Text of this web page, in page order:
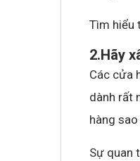
Tìm hiểu
2.Hãy
Các cửa
dành rất
hàng
Sự quan